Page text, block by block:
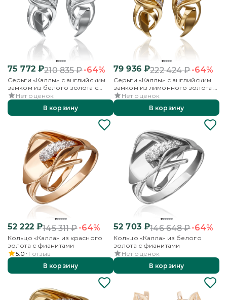
75 772₽210 835₽-64%
Серьги «Каллы» с английским
замком из белого золота с
фианитами
Нет оценок
В корзину
79 936₽222 424₽-64%
Серьги «Каллы» с английским
замком из лимонного золота с
фианитами
Нет оценок
В корзину
52 222₽145 311₽-64%
Кольцо «Калла» из красного
золота с фианитами
5.0 1 отзыв
В корзину
52 703₽146 648₽-64%
Кольцо «Калла» из белого
золота с фианитами
Нет оценок
В корзину